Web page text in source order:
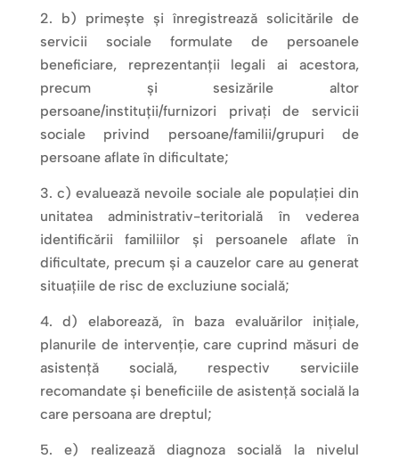
b) primește și înregistrează solicitările de
servicii sociale formulate de persoanele
beneficiare, reprezentanții legali ai acestora,
precum și sesizările altor
persoane/instituții/furnizori privați de servicii
sociale privind persoane/familii/grupuri de
persoane aflate în dificultate;
c) evaluează nevoile sociale ale populației din
unitatea administrativ-teritorială în vederea
identificării familiilor și persoanele aflate în
dificultate, precum și a cauzelor care au generat
situațiile de risc de excluziune socială;
d) elaborează, în baza evaluărilor inițiale,
planurile de intervenție, care cuprind măsuri de
asistență socială, respectiv serviciile
recomandate și beneficiile de asistență socială la
care persoana are dreptul;
e) realizează diagnoza socială la nivelul